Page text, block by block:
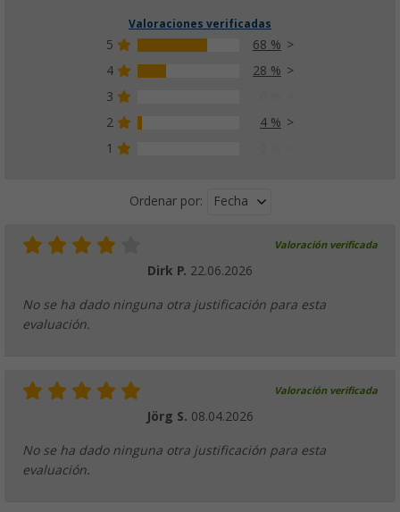
Valoraciones verificadas
5
68 %
4
28 %
3
2
4 %
1
Ordenar por: Fecha
Valoración verificada
Dirk P. 22.06.2026
No se ha dado ninguna otra justificación para esta
evaluación.
Valoración verificada
Jörg S. 08.04.2026
No se ha dado ninguna otra justificación para esta
evaluación.